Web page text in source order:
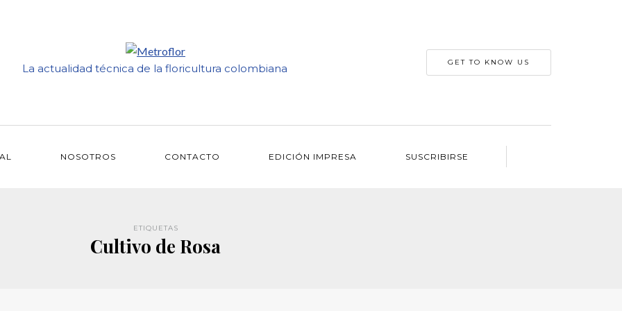
La actualidad técnica de la floricultura colombiana GET TO KNOW US
NOSOTROS CONTACTO EDICIÓN IMPRESA SUSCRIBIRSE
ETIQUETAS
Cultivo de Rosa